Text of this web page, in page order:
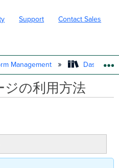
Support Contact Sales
GLOBAL
Management
の利用方法